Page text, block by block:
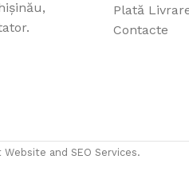
Plată
Contacte
Website and SEO Services.